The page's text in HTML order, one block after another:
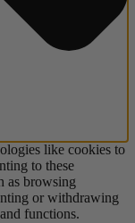
like cookies to
to these
as browsing
or withdrawing
functions.